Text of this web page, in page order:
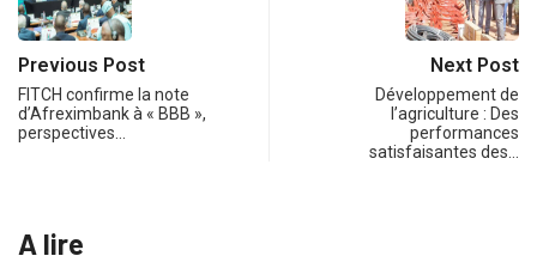
Previous Post
FITCH confirme la note
d’Afreximbank à « BBB »,
perspectives…
Next Post
Développement de
l’agriculture : Des
performances
satisfaisantes des…
A lire